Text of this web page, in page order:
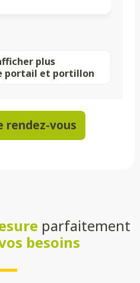
plus
portail et portillon
rendez-vous
parfaitement
besoins